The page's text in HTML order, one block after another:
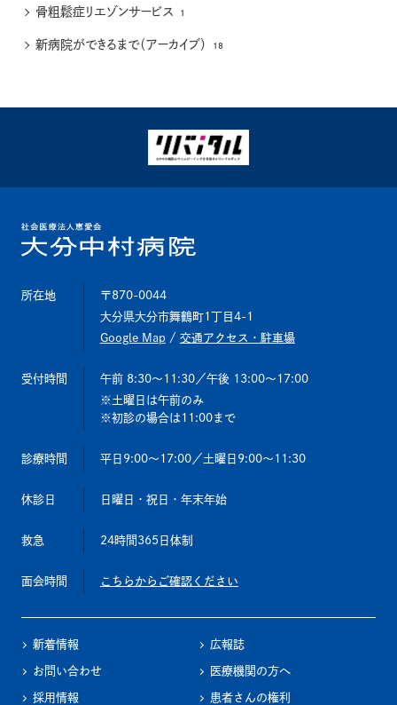
骨粗鬆症リエゾンサービス 1
新病院ができるまで（アーカイブ） 18
所在地
〒870-0044
大分県大分市舞鶴町1丁目4-1
Google Map / 交通アクセス・駐車場
受付時間 午前 8:30～11:30／午後 13:00～17:00
土曜日は午前のみ
初診の場合は11:00まで
診療時間 平日9:00～17:00／土曜日9:00～11:30
休診日 日曜日・祝日・年末年始
救急 24時間365日体制
面会時間 こちらからご確認ください
新着情報 広報誌
お問い合わせ 医療機関の方へ
採用情報 患者さんの権利